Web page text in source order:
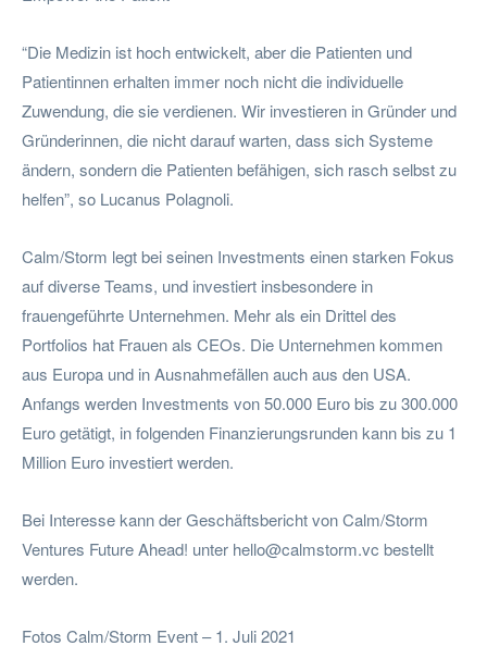
“Die Medizin ist hoch entwickelt, aber die Patienten und
Patientinnen erhalten immer noch nicht die individuelle
Zuwendung, die sie verdienen. Wir investieren in Gründer und
Gründerinnen, die nicht darauf warten, dass sich Systeme
ändern, sondern die Patienten befähigen, sich rasch selbst zu
helfen”, so Lucanus Polagnoli.
Calm/Storm legt bei seinen Investments einen starken Fokus
auf diverse Teams, und investiert insbesondere in
frauengeführte Unternehmen. Mehr als ein Drittel des
Portfolios hat Frauen als CEOs. Die Unternehmen kommen
aus Europa und in Ausnahmefällen auch aus den USA.
Anfangs werden Investments von 50.000 Euro bis zu 300.000
Euro getätigt, in folgenden Finanzierungsrunden kann bis zu 1
Million Euro investiert werden.
Bei Interesse kann der Geschäftsbericht von Calm/Storm
Ventures Future Ahead! unter hello@calmstorm.vc bestellt
werden.
Fotos Calm/Storm Event – 1. Juli 2021